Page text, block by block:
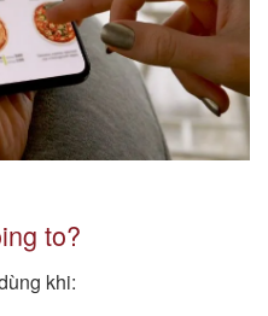
to?
khi: